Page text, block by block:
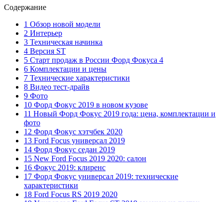
Содержание
1 Обзор новой модели
2 Интерьер
3 Техническая начинка
4 Версия ST
5 Старт продаж в России Форд Фокуса 4
6 Комплектации и цены
7 Технические характеристики
8 Видео тест-драйв
9 Фото
10 Форд Фокус 2019 в новом кузове
11 Новый Форд Фокус 2019 года: цена, комплектации и
фото
12 Форд Фокус хэтчбек 2020
13 Ford Focus универсал 2019
14 Форд Фокус седан 2019
15 New Ford Focus 2019 2020: салон
16 Фокус 2019: клиренс
17 Форд Фокус универсал 2019: технические
характеристики
18 Ford Focus RS 2019 2020